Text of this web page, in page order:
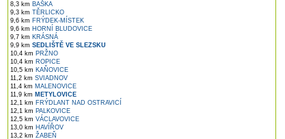
8,3 km BAŠKA
9,3 km TĚRLICKO
9,6 km FRÝDEK-MÍSTEK
9,6 km HORNÍ BLUDOVICE
9,7 km KRÁSNÁ
9,9 km SEDLIŠTĚ VE SLEZSKU
10,4 km PRŽNO
10,4 km ROPICE
10,5 km KAŇOVICE
11,2 km SVIADNOV
11,4 km MALENOVICE
11,9 km METYLOVICE
12,1 km FRÝDLANT NAD OSTRAVICÍ
12,1 km PALKOVICE
12,5 km VÁCLAVOVICE
13,0 km HAVÍŘOV
13,2 km ŽABEŇ